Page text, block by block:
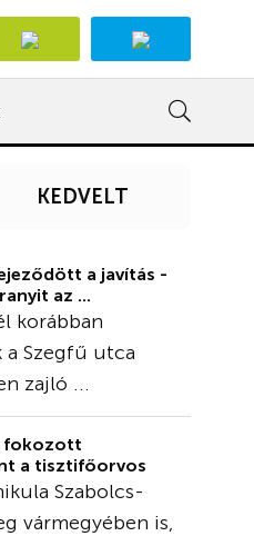
KEDVELT
a javítás -
az ...
korábban
Szegfű utca
zajló ...
fokozott
a tisztifőorvos
Szabolcs-
vármegyében is,